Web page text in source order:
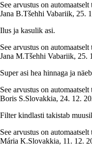
See arvustus on
Jana B.Tšehhi Vabariik, 25.
Ilus ja kasulik asi.
See arvustus on
Jana M.Tšehhi Vabariik, 25.
Super asi hea hinnaga ja
See arvustus on
Boris S.Slovakkia, 24. 12.
Filter kindlasti takistab
See arvustus on
Mária K.Slovakkia, 11. 12.